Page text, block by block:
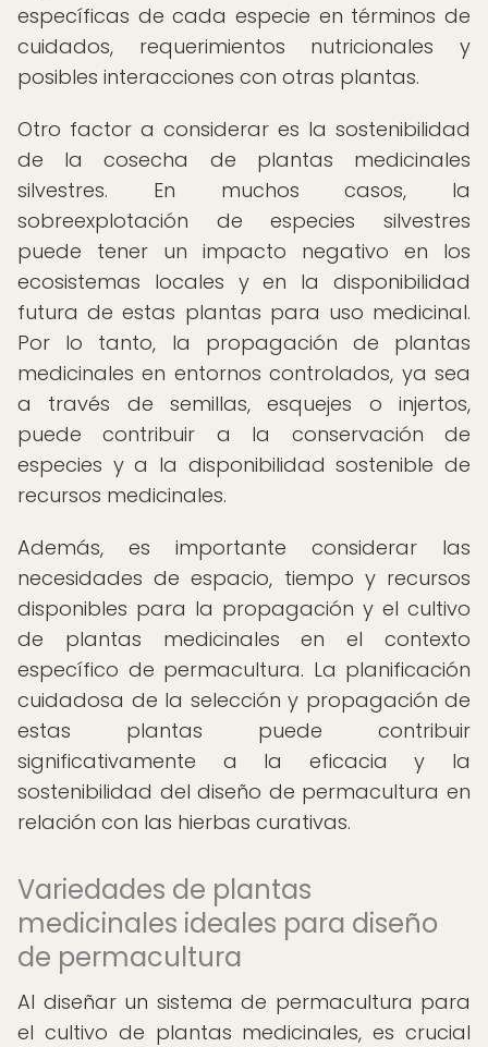
específicas de cada especie en términos de
cuidados, requerimientos nutricionales y
posibles interacciones con otras plantas.
Otro factor a considerar es la sostenibilidad
de la cosecha de plantas medicinales
silvestres. En muchos casos, la
sobreexplotación de especies silvestres
puede tener un impacto negativo en los
ecosistemas locales y en la disponibilidad
futura de estas plantas para uso medicinal.
Por lo tanto, la propagación de plantas
medicinales en entornos controlados, ya sea
a través de semillas, esquejes o injertos,
puede contribuir a la conservación de
especies y a la disponibilidad sostenible de
recursos medicinales.
Además, es importante considerar las
necesidades de espacio, tiempo y recursos
disponibles para la propagación y el cultivo
de plantas medicinales en el contexto
específico de permacultura. La planificación
cuidadosa de la selección y propagación de
estas plantas puede contribuir
significativamente a la eficacia y la
sostenibilidad del diseño de permacultura en
relación con las hierbas curativas.
Variedades de plantas
medicinales ideales para diseño
de permacultura
Al diseñar un sistema de permacultura para
el cultivo de plantas medicinales, es crucial